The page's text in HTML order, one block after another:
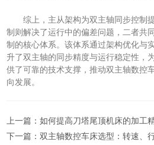
综上，主从架构为双主轴同步控制
制则解决了运行中的偏差问题，二者共
制的核心体系。该体系通过架构优化与
升了双主轴的同步精度与运行稳定性，
供了可靠的技术支撑，推动双主轴数控
向发展。
上一篇：如何提高刀塔尾顶机床的加工
下一篇：双主轴数控车床选型：转速、